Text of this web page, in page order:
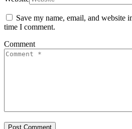
Save my name, email, and website
time I comment.
Comment